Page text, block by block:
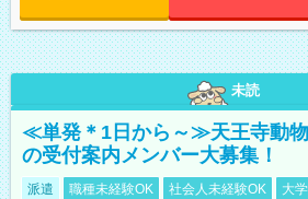
未読
≪単発＊1日から～≫天王寺動
の受付案内メンバー大募集！
派遣 職種未経験OK 社会人未経験OK 大